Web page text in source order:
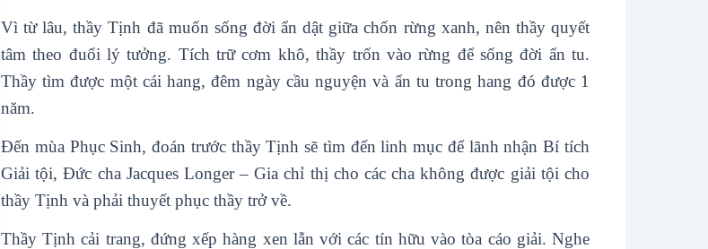
Vì từ lâu, thầy Tịnh đã muốn sống đời ẩn dật giữa chốn rừng xanh, nên thầy quyết
tâm theo đuổi lý tưởng. Tích trữ cơm khô, thầy trốn vào rừng để sống đời ẩn tu.
Thầy tìm được một cái hang, đêm ngày cầu nguyện và ẩn tu trong hang đó được 1
năm.
Đến mùa Phục Sinh, đoán trước thầy Tịnh sẽ tìm đến linh mục để lãnh nhận Bí tích
Giải tội, Đức cha Jacques Longer – Gia chỉ thị cho các cha không được giải tội cho
thầy Tịnh và phải thuyết phục thầy trở về.
Thầy Tịnh cải trang, đứng xếp hàng xen lẫn với các tín hữu vào tòa cáo giải. Nghe